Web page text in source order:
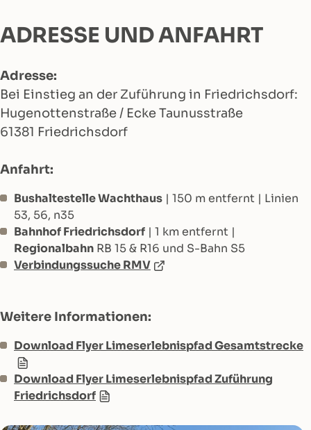
ADRESSE UND ANFAHRT
Adresse:
Bei Einstieg an der Zuführung in Friedrichsdorf:
Hugenottenstraße / Ecke Taunusstraße
61381 Friedrichsdorf
Anfahrt:
Bushaltestelle Wachthaus | 150 m entfernt | Linien
53, 56, n35
Bahnhof Friedrichsdorf | 1 km entfernt |
Regionalbahn RB 15 & R16 und S-Bahn S5
Verbindungssuche RMV
Weitere Informationen:
Download Flyer Limeserlebnispfad Gesamtstrecke
Download Flyer Limeserlebnispfad Zuführung
Friedrichsdorf